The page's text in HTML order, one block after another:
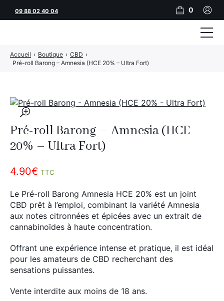
🔍
Pré-roll Barong – Amnesia (HCE
20% – Ultra Fort)
4.90€ TTC
Le Pré-roll Barong Amnesia HCE 20% est un joint
CBD prêt à l’emploi, combinant la variété Amnesia
aux notes citronnées et épicées avec un extrait de
cannabinoïdes à haute concentration.
Offrant une expérience intense et pratique, il est idéal
pour les amateurs de CBD recherchant des
sensations puissantes.
Vente interdite aux moins de 18 ans.
Accueil › Boutique › CBD ›
Pré-roll Barong – Amnesia (HCE 20% – Ultra Fort)
09 88 02 40 04 0
Tubeuses
Feuilles
Rouleuses
JNR
Al Fakher
Cristal Puff
SoGood
CBD
Divers
Nouveautés